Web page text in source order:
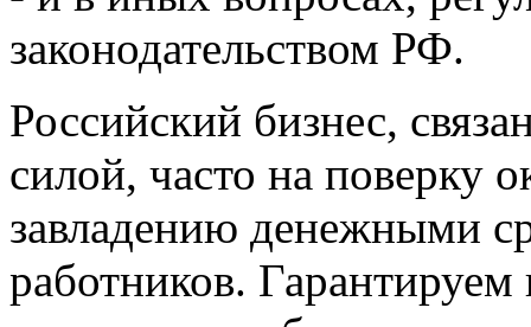
законодательством РФ.
Российский бизнес,
силой, часто на поверку
завладению денежными
работников.